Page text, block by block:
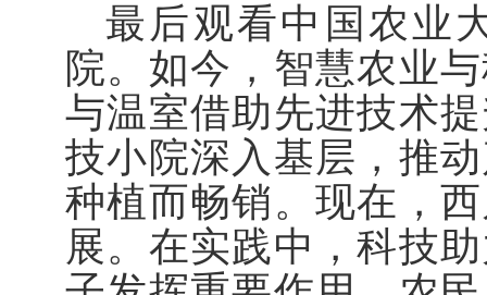
最后观看中国农业
院。如今，智慧农业
与温室借助先进技术
技小院深入基层，推
种植而畅销。现在，
展。在实践中，科技